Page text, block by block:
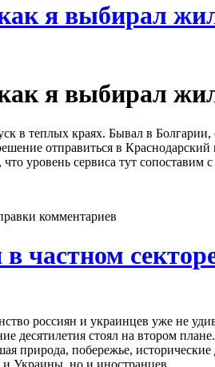
я выбирал
я выбирал
в теплых краях. Бывал в
отправиться в
уровень сервиса тут сопоставим
комментариев
частном
россиян и украинцев уже не
десятилетия стоял на втором
природа, побережье,